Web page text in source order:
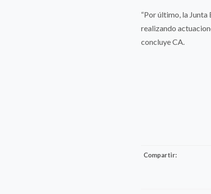
“Por último, la
realizando
concluye CA.
Compartir: